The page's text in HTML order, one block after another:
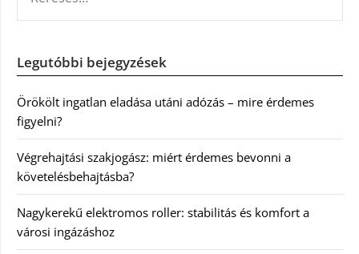
Legutóbbi bejegyzések
Örökölt ingatlan eladása utáni adózás – mire érdemes
figyelni?
Végrehajtási szakjogász: miért érdemes bevonni a
követelésbehajtásba?
Nagykerekű elektromos roller: stabilitás és komfort a
városi ingázáshoz